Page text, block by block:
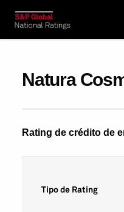
Natura
Rating de crédito de
Tipo de Rating